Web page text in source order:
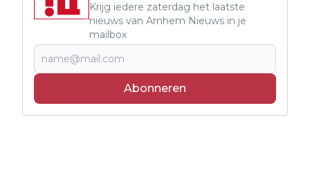
Krijg iedere zaterdag het laatste
nieuws van Arnhem Nieuws in je
mailbox
Abonneren